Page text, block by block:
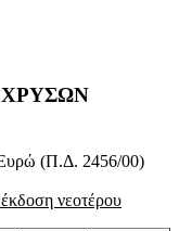
ΧΡΥΣΩΝ
Ευρώ (Π.Δ. 2456/00)
νεοτέρου